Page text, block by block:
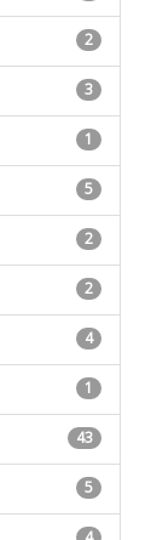
2
3
1
5
2
2
4
1
43
5